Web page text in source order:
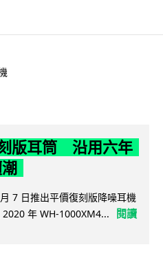
版耳筒 沿用六年
7 日推出平價復刻版降噪耳機
年 WH-1000XM4...
閱讀